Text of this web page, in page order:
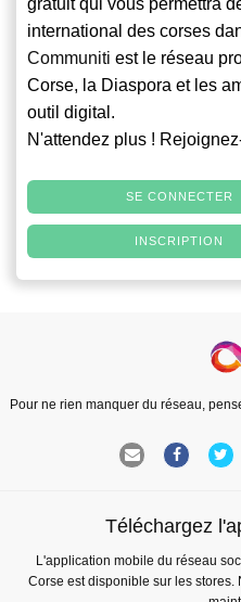
gratuit qui vous permettra
international des corses
Communiti est le réseau
Corse, la Diaspora et les
outil digital.
N'attendez plus !
SE CONNECTER
INSCRIPTION
Pour ne rien manquer du réseau,
Téléchargez
L'application mobile du réseau
Corse est disponible sur les